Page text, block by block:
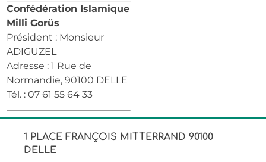
Confédération Islamique
Milli Gorüs
Président : Monsieur
ADIGUZEL
Adresse : 1 Rue de
Normandie, 90100 DELLE
Tél. : 07 61 55 64 33
1 PLACE FRANÇOIS MITTERRAND 90100
DELLE